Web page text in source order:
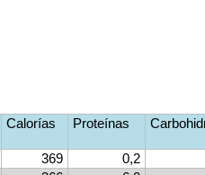
Calorías Proteínas
369
0,2